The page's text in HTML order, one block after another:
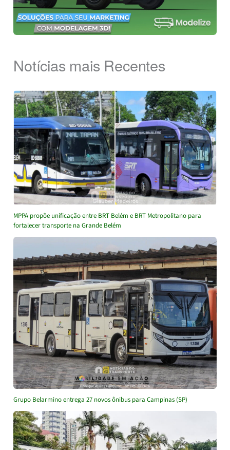
Notícias mais Recentes
MPPA propõe unificação entre BRT Belém e BRT Metropolitano para
fortalecer transporte na Grande Belém
Grupo Belarmino entrega 27 novos ônibus para Campinas (SP)